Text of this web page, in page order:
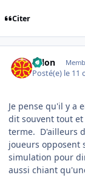
Citer
solon
Posté(e) le 11
Je pense qu'il y a
dit souvent tout
terme. D'ailleurs
joueurs opposent
simulation pour
aussi chiant